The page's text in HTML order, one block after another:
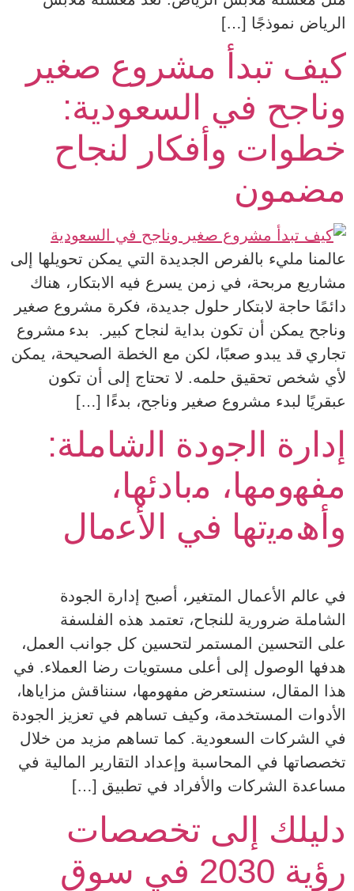
الرياض نموذجًا […]
كيف تبدأ مشروع صغير
وناجح في السعودية:
خطوات وأفكار لنجاح
مضمون
عالمنا مليء بالفرص الجديدة التي يمكن تحويلها إلى
مشاريع مربحة، في زمن يسرع فيه الابتكار، هناك
دائمًا حاجة لابتكار حلول جديدة، فكرة مشروع صغير
وناجح يمكن أن تكون بداية لنجاح كبير. بدء مشروع
تجاري قد يبدو صعبًا، لكن مع الخطة الصحيحة، يمكن
لأي شخص تحقيق حلمه. لا تحتاج إلى أن تكون
عبقريًا لبدء مشروع صغير وناجح، بدءًا […]
إدارة اﻟﺟودة اﻟﺷﺎﻣﻠﺔ:
ﻣﻔﮭوﻣﮭﺎ، ﻣﺑﺎدﺋﮭﺎ،
وأھﻣﯾﺗﮭﺎ ﻓﻲ اﻷﻋﻣﺎل
في عالم الأعمال المتغير، أصبح إدارة الجودة
الشاملة ضرورية للنجاح، تعتمد هذه الفلسفة
على التحسين المستمر لتحسين كل جوانب العمل،
هدفها الوصول إلى أعلى مستويات رضا العملاء. في
هذا المقال، سنستعرض مفهومها، سنناقش مزاياها،
الأدوات المستخدمة، وكيف تساهم في تعزيز الجودة
في الشركات السعودية. كما تساهم مزيد من خلال
تخصصاتها في المحاسبة وإعداد التقارير المالية في
مساعدة الشركات والأفراد في تطبيق […]
دليلك إلى تخصصات
رؤية 2030 في سوق